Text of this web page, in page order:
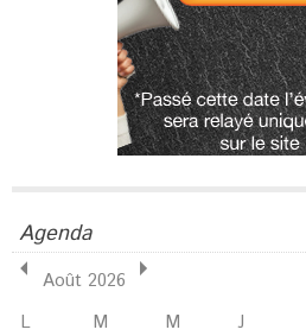
Agenda
Août 2026
L
M M J